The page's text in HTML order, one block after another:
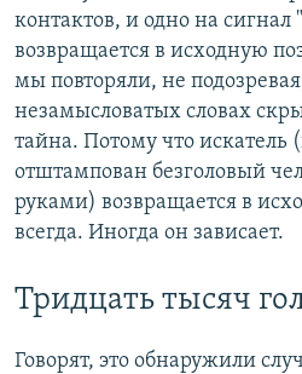
контактов, и одно на сигнал
возвращается в исходную
мы повторяли, не
незамысловатых словах
тайна. Потому что искатель
отштампован безголовый
руками) возвращается в
всегда. Иногда он зависает.
Тридцать тысяч
Говорят, это обнаружили